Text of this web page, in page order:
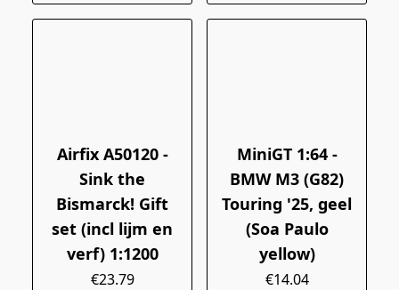
Airfix A50120 -
Sink the
Bismarck! Gift
set (incl lijm en
verf) 1:1200
€23.79
MiniGT 1:64 -
BMW M3 (G82)
Touring '25, geel
(Soa Paulo
yellow)
€14.04